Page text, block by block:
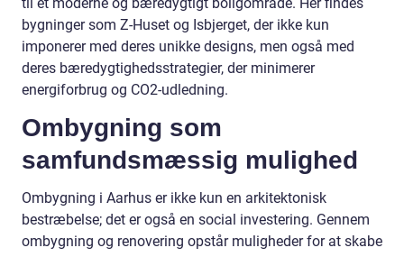
bygninger som Z-Huset og Isbjerget, der ikke kun
imponerer med deres unikke designs, men også med
deres bæredygtighedsstrategier, der minimerer
energiforbrug og CO2-udledning.
Ombygning som
samfundsmæssig mulighed
Ombygning i Aarhus er ikke kun en arkitektonisk
bestræbelse; det er også en social investering. Gennem
ombygning og renovering opstår muligheder for at skabe